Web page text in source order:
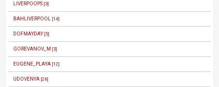
LIVERPOOPS [3]
BAHLIVERPOOL [14]
DOFMAYDAY [5]
GOREVANOV_M [3]
EUGENE_PLAYA [12]
UDOVENYA [26]